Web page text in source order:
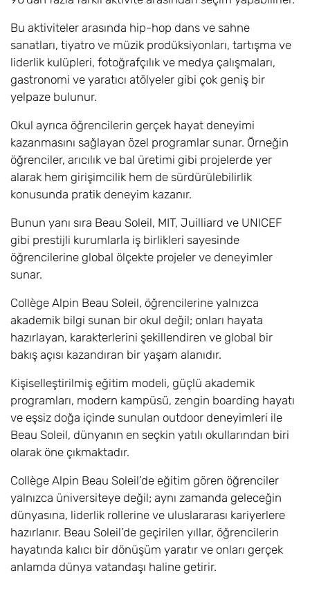
Bu aktiviteler arasında hip-hop dans ve sahne
sanatları, tiyatro ve müzik prodüksiyonları, tartışma ve
liderlik kulüpleri, fotoğrafçılık ve medya çalışmaları,
gastronomi ve yaratıcı atölyeler gibi çok geniş bir
yelpaze bulunur.
Okul ayrıca öğrencilerin gerçek hayat deneyimi
kazanmasını sağlayan özel programlar sunar. Örneğin
öğrenciler, arıcılık ve bal üretimi gibi projelerde yer
alarak hem girişimcilik hem de sürdürülebilirlik
konusunda pratik deneyim kazanır.
Bunun yanı sıra Beau Soleil, MIT, Juilliard ve UNICEF
gibi prestijli kurumlarla iş birlikleri sayesinde
öğrencilerine global ölçekte projeler ve deneyimler
sunar.
Collège Alpin Beau Soleil, öğrencilerine yalnızca
akademik bilgi sunan bir okul değil; onları hayata
hazırlayan, karakterlerini şekillendiren ve global bir
bakış açısı kazandıran bir yaşam alanıdır.
Kişiselleştirilmiş eğitim modeli, güçlü akademik
programları, modern kampüsü, zengin boarding hayatı
ve eşsiz doğa içinde sunulan outdoor deneyimleri ile
Beau Soleil, dünyanın en seçkin yatılı okullarından biri
olarak öne çıkmaktadır.
Collège Alpin Beau Soleil’de eğitim gören öğrenciler
yalnızca üniversiteye değil; aynı zamanda geleceğin
dünyasına, liderlik rollerine ve uluslararası kariyerlere
hazırlanır. Beau Soleil’de geçirilen yıllar, öğrencilerin
hayatında kalıcı bir dönüşüm yaratır ve onları gerçek
anlamda dünya vatandaşı haline getirir.